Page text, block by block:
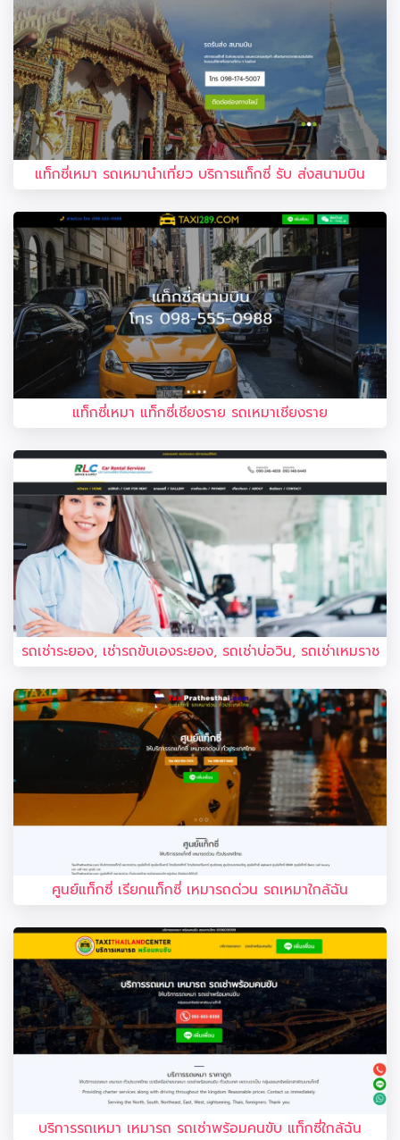
แท็กซี่เหมา รถเหมานำเที่ยว บริการแท็กซี่ รับ ส่งสนามบิน
แท็กซี่เหมา แท็กซี่เชียงราย รถเหมาเชียงราย
รถเช่าระยอง, เช่ารถขับเองระยอง, รถเช่าบ่อวิน, รถเช่าเหมราช
ศูนย์แท็กซี่ เรียกแท็กซี่ เหมารถด่วน รถเหมาใกล้ฉัน
บริการรถเหมา เหมารถ รถเช่าพร้อมคนขับ แท็กซี่ใกล้ฉัน